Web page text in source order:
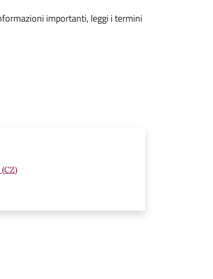
importanti, leggi i termini